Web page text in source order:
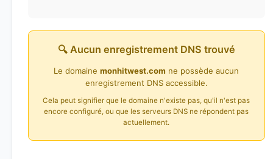
🔍 Aucun enregistrement DNS trouvé
Le domainemonhitwest.com ne possède aucun
enregistrement DNS accessible.
Cela peut signifier que le domaine n'existe pas, qu'il n'est pas
encore configuré, ou que les serveurs DNS ne répondent pas
actuellement.